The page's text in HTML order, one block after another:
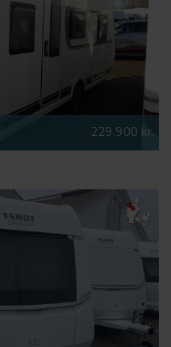
229.900 kr.